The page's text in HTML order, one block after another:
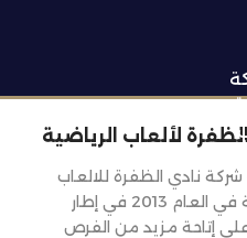
لألعاب الرياضية
نادي الظفرة للالعاب
الرياضية في العام 2013 في إطار
إتاحة مزيد من الفرص